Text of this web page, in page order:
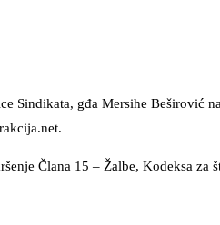
Sindikata, gđa Mersihe Beširović
Člana 15 – Žalbe, Kodeksa za